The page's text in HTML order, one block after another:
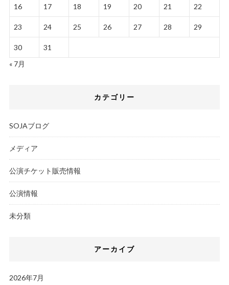
16 17 18 19 20 21 22
23 24 25 26 27 28 29
30
31
« 7月
カテゴリー
SOJAブログ
メディア
公演チケット販売情報
公演情報
未分類
アーカイブ
2026年7月